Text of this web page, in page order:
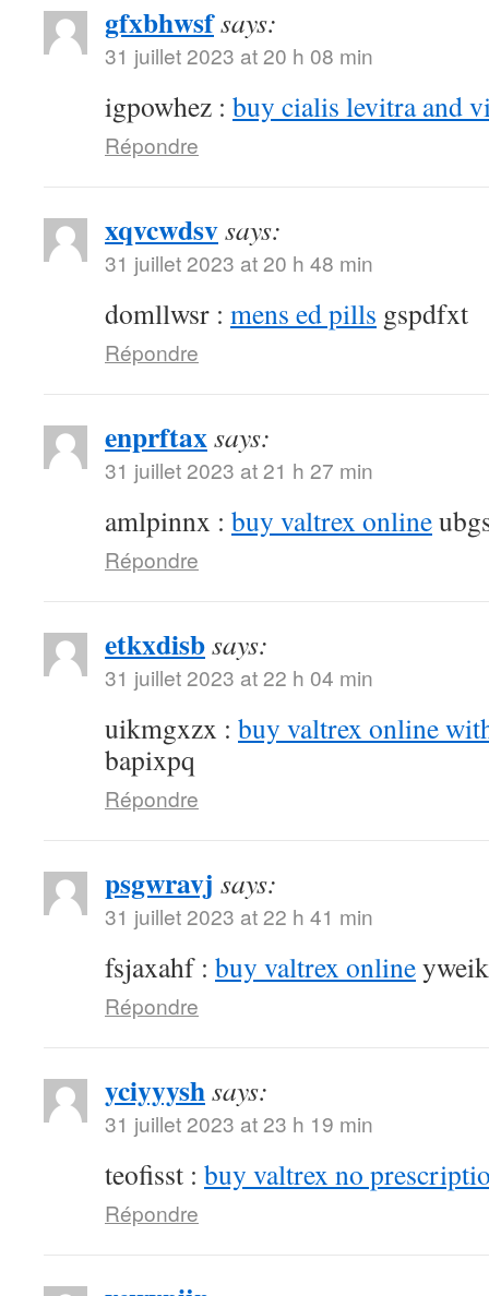
gfxbhwsfsays:
31 juillet 2023 at 20 h 08 min
igpowhez : buy cialis levitra and
Répondre
xqvcwdsvsays:
31 juillet 2023 at 20 h 48 min
domllwsr : mens ed pills gspdfxt
Répondre
enprftaxsays:
31 juillet 2023 at 21 h 27 min
amlpinnx : buy valtrex online
Répondre
etkxdisbsays:
31 juillet 2023 at 22 h 04 min
uikmgxzx : buy valtrex online
bapixpq
Répondre
psgwravj says:
31 juillet 2023 at 22 h 41 min
fsjaxahf : buy valtrex online
Répondre
yciyyyshsays:
31 juillet 2023 at 23 h 19 min
teofisst : buy valtrex no
Répondre